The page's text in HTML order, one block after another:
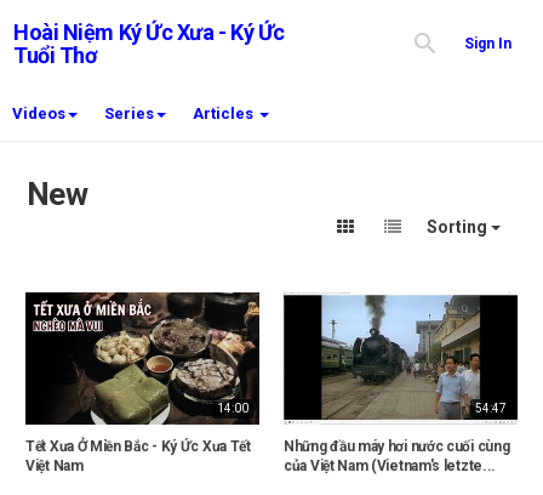
Hoài Niệm Ký Ức Xưa - Ký Ức
Tuổi Thơ
Sign In
Videos Series Articles
New
Sorting
14:00
Tết Xưa Ở Miền Bắc - Ký Ức Xưa Tết
Việt Nam
54:47
Những đầu máy hơi nước cuối cùng
của Việt Nam (Vietnam's letzte...